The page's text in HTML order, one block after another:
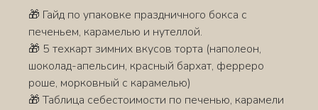
🎁 Гайд по упаковке праздничного бокса с
печеньем, карамелью и нутеллой.
🎁 5 техкарт зимних вкусов торта (наполеон,
шоколад-апельсин, красный бархат, ферреро
роше, морковный с карамелью)
🎁 Таблица себестоимости по печенью, карамели